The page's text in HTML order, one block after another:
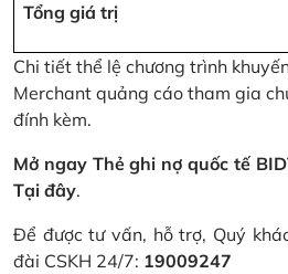
Tổng giá trị
Chi tiết thể lệ chương trình
Merchant quảng cáo tham gia
đính kèm.
Mở ngay Thẻ ghi nợ quốc tế
Tại đây.
Để được tư vấn, hỗ trợ, Quý
đài CSKH 24/7: 19009247